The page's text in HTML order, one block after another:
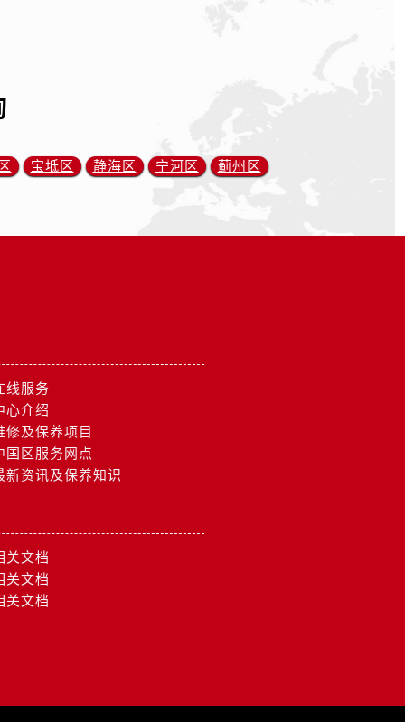
宝坻区 静海区 宁河区 蓟州区
线服务
心介绍
修及保养项目
国区服务网点
新资讯及保养知识
关文档
关文档
关文档